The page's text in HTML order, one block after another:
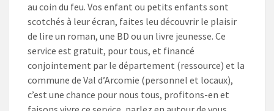
au coin du feu. Vos enfant ou petits enfants sont
scotchés à leur écran, faites leu découvrir le plaisir
de lire un roman, une BD ou un livre jeunesse. Ce
service est gratuit, pour tous, et financé
conjointement par le département (ressource) et la
commune de Val d’Arcomie (personnel et locaux),
c’est une chance pour nous tous, profitons-en et